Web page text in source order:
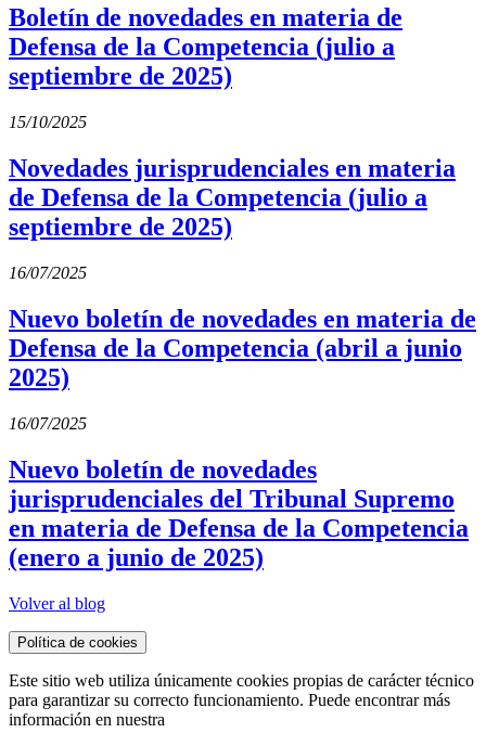
Boletín de novedades en materia de
Defensa de la Competencia (julio a
septiembre de 2025)
15/10/2025
Novedades jurisprudenciales en materia
de Defensa de la Competencia (julio a
septiembre de 2025)
16/07/2025
Nuevo boletín de novedades en materia de
Defensa de la Competencia (abril a junio
2025)
16/07/2025
Nuevo boletín de novedades
jurisprudenciales del Tribunal Supremo
en materia de Defensa de la Competencia
(enero a junio de 2025)
Volver al blog
Política de cookies
Este sitio web utiliza únicamente cookies propias de carácter técnico
para garantizar su correcto funcionamiento. Puede encontrar más
información en nuestra